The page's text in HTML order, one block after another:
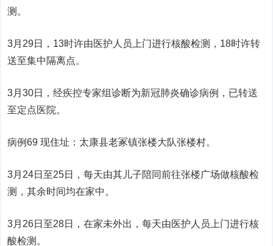
测。
3月29日，13时许由医护人员上门进行核酸检测，18时许转
送至集中隔离点。
3月30日，经疾控专家组诊断为新冠肺炎确诊病例，已转送
至定点医院。
病例69 现住址：太康县老冢镇张楼大队张楼村。
3月24日至25日，每天由其儿子陪同前往张楼广场做核酸检
测，其余时间均在家中。
3月26日至28日，在家未外出，每天由医护人员上门进行核
酸检测。